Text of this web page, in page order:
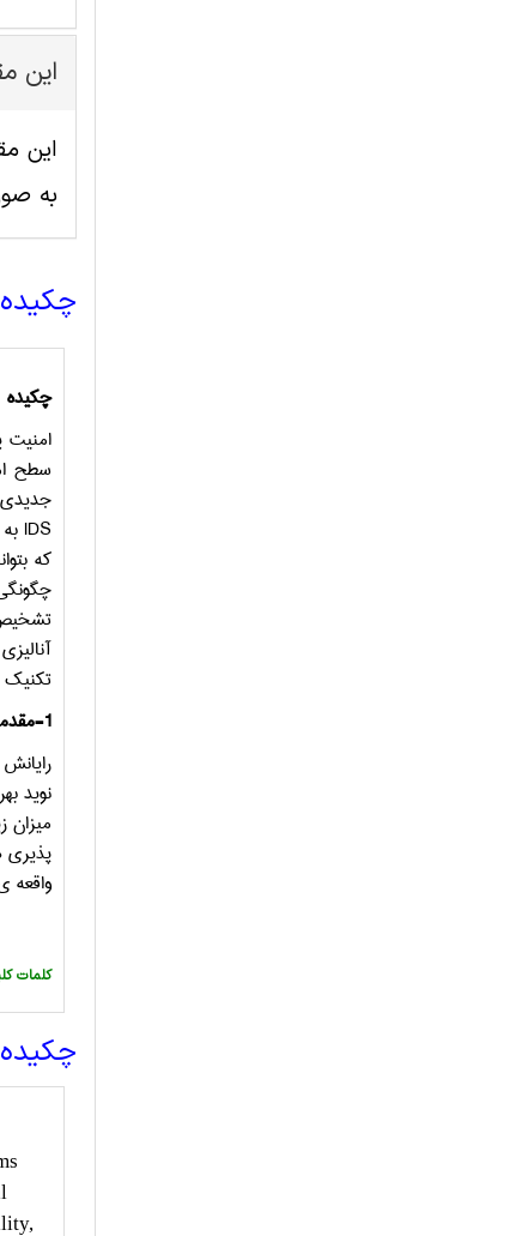
این
به
چکیده
سطح
IDS
که
تشخیص
1-
نوید
واقعه­
:کلمات